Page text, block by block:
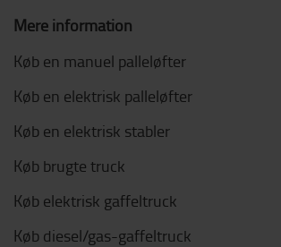
Mere information
Køb en manuel palleløfter
Køb en elektrisk palleløfter
Køb en elektrisk stabler
Køb brugte truck
Køb elektrisk gaffeltruck
Køb diesel/gas-gaffeltruck